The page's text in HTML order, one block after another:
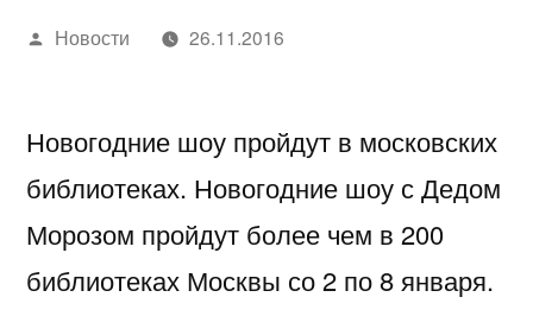
Написано
Новости 26.11.2016
Новогодние шоу пройдут в московских
библиотеках. Новогодние шоу с Дедом
Морозом пройдут более чем в 200
библиотеках Москвы со 2 по 8 января.